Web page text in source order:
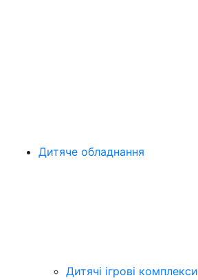
Дитяче обладнання
Дитячі ігрові комплекси